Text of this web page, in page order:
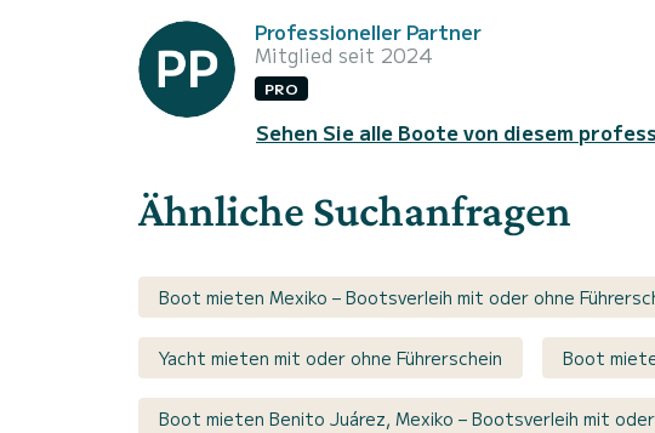
Professioneller Partner
Mitglied seit 2024
PRO
Sehen Sie alle Boote von diesem
Ähnliche Suchanfragen
Boot mieten Mexiko – Bootsverleih mit oder ohne
Yacht mieten mit oder ohne Führerschein Boot
Boot mieten Benito Juárez, Mexiko – Bootsverleih mit